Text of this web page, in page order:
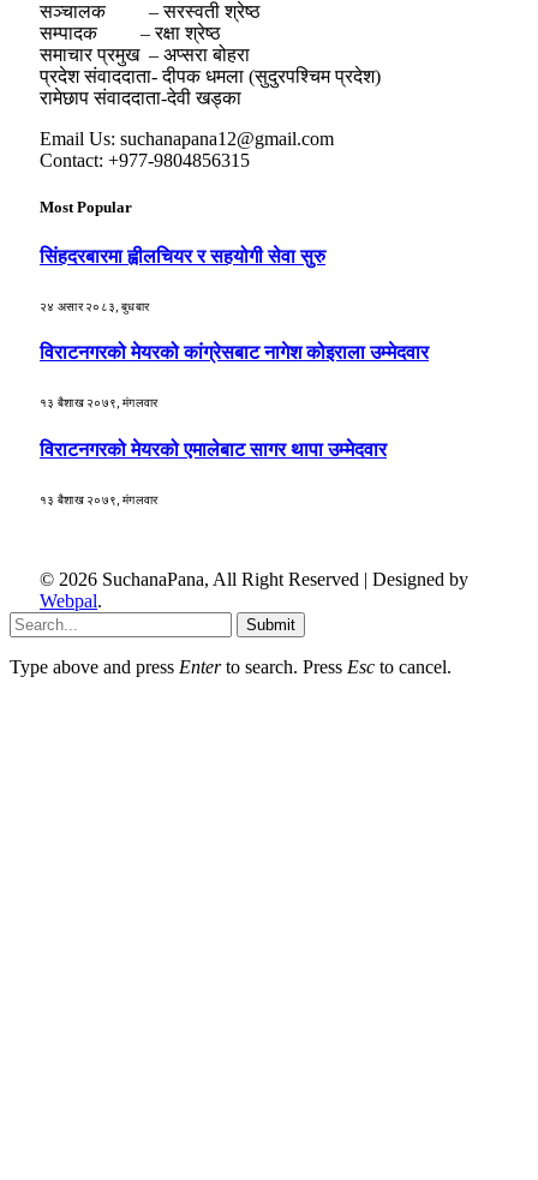
सञ्चालक – सरस्वती श्रेष्ठ
सम्पादक – रक्षा श्रेष्ठ
समाचार प्रमुख – अप्सरा बोहरा
प्रदेश संवाददाता- दीपक धमला (सुदुरपश्चिम प्रदेश)
रामेछाप संवाददाता-देवी खड्का
Email Us: suchanapana12@gmail.com
Contact: +977-9804856315
Most Popular
सिंहदरबारमा ह्वीलचियर र सहयोगी सेवा सुरु
२४ असार २०८३, बुधबार
विराटनगरको मेयरको कांग्रेसबाट नागेश कोइराला उम्मेदवार
१३ बैशाख २०७९, मंगलवार
विराटनगरको मेयरको एमालेबाट सागर थापा उम्मेदवार
१३ बैशाख २०७९, मंगलवार
© 2026 SuchanaPana, All Right Reserved | Designed by
Webpal.
Submit
Type above and press Enterto search. Press Esc to cancel.